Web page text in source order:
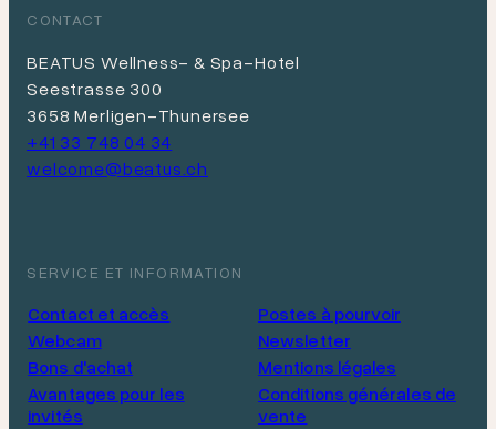
CONTACT
BEATUS Wellness- & Spa-Hotel
Seestrasse 300
3658 Merligen-Thunersee
+41 33 748 04 34
welcome@beatus.ch
SERVICE ET INFORMATION
Contact et accès
Webcam
Bons d'achat
Avantages pour les
invités
Postes à pourvoir
Newsletter
Mentions légales
Conditions générales de
vente